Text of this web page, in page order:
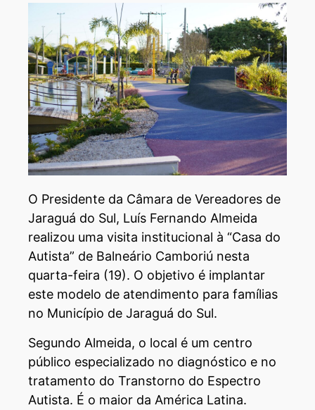
O Presidente da Câmara de Vereadores de
Jaraguá do Sul, Luís Fernando Almeida
realizou uma visita institucional à “Casa do
Autista” de Balneário Camboriú nesta
quarta-feira (19). O objetivo é implantar
este modelo de atendimento para famílias
no Município de Jaraguá do Sul.
Segundo Almeida, o local é um centro
público especializado no diagnóstico e no
tratamento do Transtorno do Espectro
Autista. É o maior da América Latina.